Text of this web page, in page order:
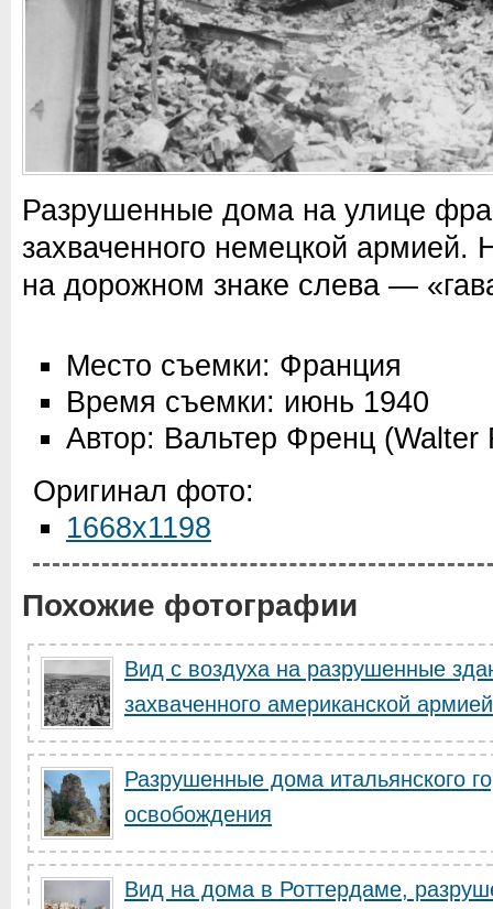
Разрушенные дома на улице
захваченного немецкой армией.
на дорожном знаке слева —
Место съемки: Франция
Время съемки: июнь 1940
Автор: Вальтер Френц (Walter
Оригинал фото:
1668x1198
Похожие фотографии
Вид с воздуха на разрушенные
захваченного американской армией
Разрушенные дома итальянского
освобождения
Вид на дома в Роттердаме,